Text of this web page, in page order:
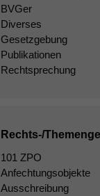
BVGer
Diverses
Gesetzgebung
Publikationen
Rechtsprechung
Rechts-/
101 ZPO
Anfechtungsobjekte
Ausschreibung